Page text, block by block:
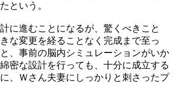
という。
に進むことになるが、驚くべきこと
な変更を経ることなく完成まで至っ
、事前の脳内シミュレーションがいか
密な設計を行っても、十分に成立する
、Ｗさん夫妻にしっかりと刺さったプ